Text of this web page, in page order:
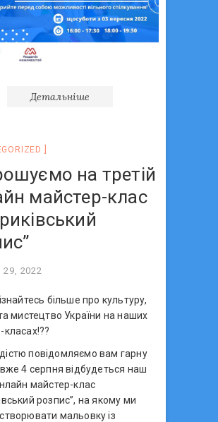
Детальніше
на третій
майстер-клас
29, 2022
більше про культуру,
мистецтво України на наших
повідомляємо вам гарну
4 серпня відбудеться наш
майстер-клас
розпис”, на якому ми
мальовку із